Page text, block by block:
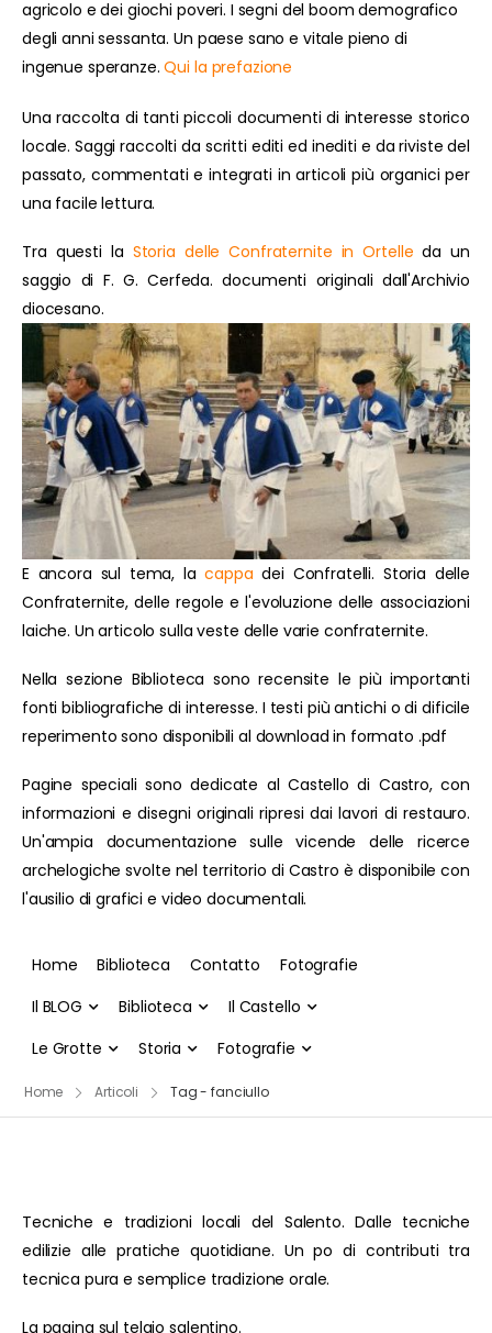
agricolo e dei giochi poveri. I segni del boom demografico
degli anni sessanta. Un paese sano e vitale pieno di
ingenue speranze.Qui la prefazione
Una raccolta di tanti piccoli documenti di interesse storico
locale. Saggi raccolti da scritti editi ed inediti e da riviste del
passato, commentati e integrati in articoli più organici per
una facile lettura.
Tra questi la Storia delle Confraternite in Ortelle da un
saggio di F. G. Cerfeda. documenti originali dall'Archivio
diocesano.
E ancora sul tema, lacappa dei Confratelli. Storia delle
Confraternite, delle regole e l'evoluzione delle associazioni
laiche. Un articolo sulla veste delle varie confraternite.
Nella sezione Biblioteca sono recensite le più importanti
fonti bibliografiche di interesse. I testi più antichi o di dificile
reperimento sono disponibili al download in formato .pdf
Pagine speciali sono dedicate al Castello di Castro, con
informazioni e disegni originali ripresi dai lavori di restauro.
Un'ampia documentazione sulle vicende delle ricerce
archelogiche svolte nel territorio di Castro è disponibile con
l'ausilio di grafici e video documentali.
Home Biblioteca Contatto
Fotografie
Il BLOG
Biblioteca
Il Castello
Le Grotte
Storia Fotografie
Home Articoli Tag - fanciullo
Tecniche e tradizioni locali del Salento. Dalle tecniche
edilizie alle pratiche quotidiane. Un po di contributi tra
tecnica pura e semplice tradizione orale.
La pagina sul telaio salentino.